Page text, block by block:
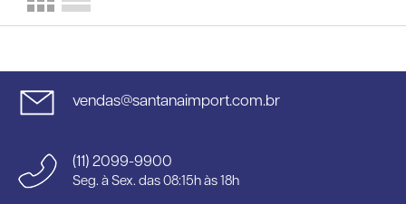
vendas@santanaimport.com.br
(11) 2099-9900
Seg. à Sex. das 08:15h às 18h